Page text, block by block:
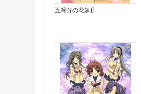
五等分の花嫁∬